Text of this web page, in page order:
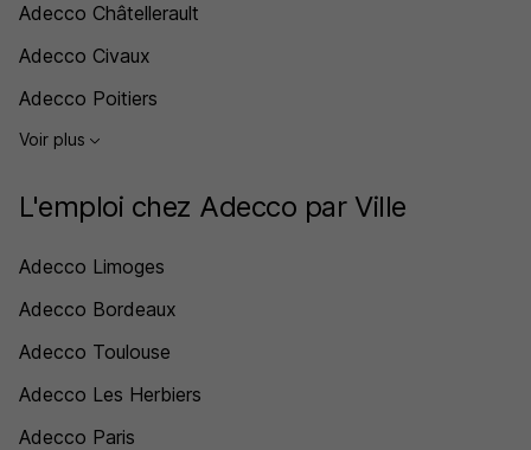
Adecco Châtellerault
Adecco Civaux
Adecco Poitiers
Voir plus
L'emploi chez Adecco par Ville
Adecco Limoges
Adecco Bordeaux
Adecco Toulouse
Adecco Les Herbiers
Adecco Paris